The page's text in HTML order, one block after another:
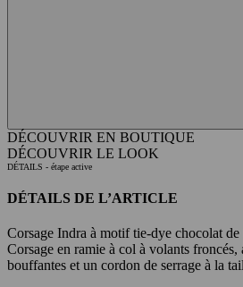
DÉCOUVRIR EN BOUTIQUE
DÉCOUVRIR LE LOOK
DÉTAILS - étape active
DÉTAILS DE L’ARTICLE
Corsage Indra à motif tie-dye chocolat
Corsage en ramie à col à volants froncés,
bouffantes et un cordon de serrage à la